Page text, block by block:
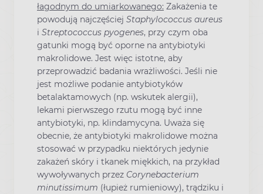
łagodnym do umiarkowanego: Zakażenia te
powodują najczęściej Staphylococcus aureus
i Streptococcus pyogenes, przy czym oba
gatunki mogą być oporne na antybiotyki
makrolidowe. Jest więc istotne, aby
przeprowadzić badania wrażliwości. Jeśli nie
jest możliwe podanie antybiotyków
betalaktamowych (np. wskutek alergii),
lekami pierwszego rzutu mogą być inne
antybiotyki, np. klindamycyna. Uważa się
obecnie, że antybiotyki makrolidowe można
stosować w przypadku niektórych jedynie
zakażeń skóry i tkanek miękkich, na przykład
wywoływanych przez Corynebacterium
minutissimum (łupież rumieniowy), trądziku i